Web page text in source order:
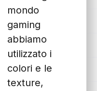
mondo
gaming
abbiamo
utilizzato i
colori e le
texture,